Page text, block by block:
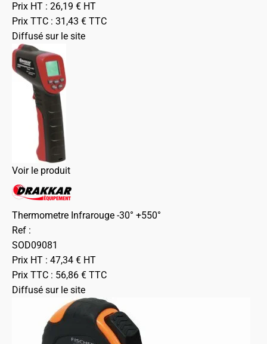
Prix HT : 26,19 € HT
Prix TTC : 31,43 € TTC
Diffusé sur le site
Voir le produit
Thermometre Infrarouge -30° +550°
Ref :
SOD09081
Prix HT : 47,34 € HT
Prix TTC : 56,86 € TTC
Diffusé sur le site